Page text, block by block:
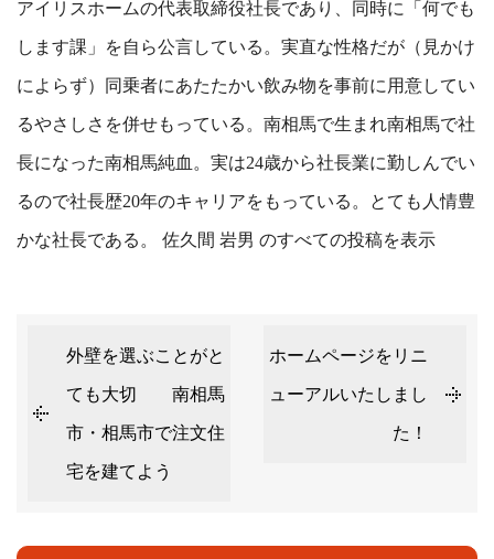
アイリスホームの代表取締役社長であり、同時に「何でも
します課」を自ら公言している。実直な性格だが（見かけ
によらず）同乗者にあたたかい飲み物を事前に用意してい
るやさしさを併せもっている。南相馬で生まれ南相馬で社
長になった南相馬純血。実は24歳から社長業に勤しんでい
るので社長歴20年のキャリアをもっている。とても人情豊
かな社長である。 佐久間 岩男 のすべての投稿を表示
外壁を選ぶことがと
ても大切 南相馬
市・相馬市で注文住
宅を建てよう
ホームページをリニ
ューアルいたしまし
た！